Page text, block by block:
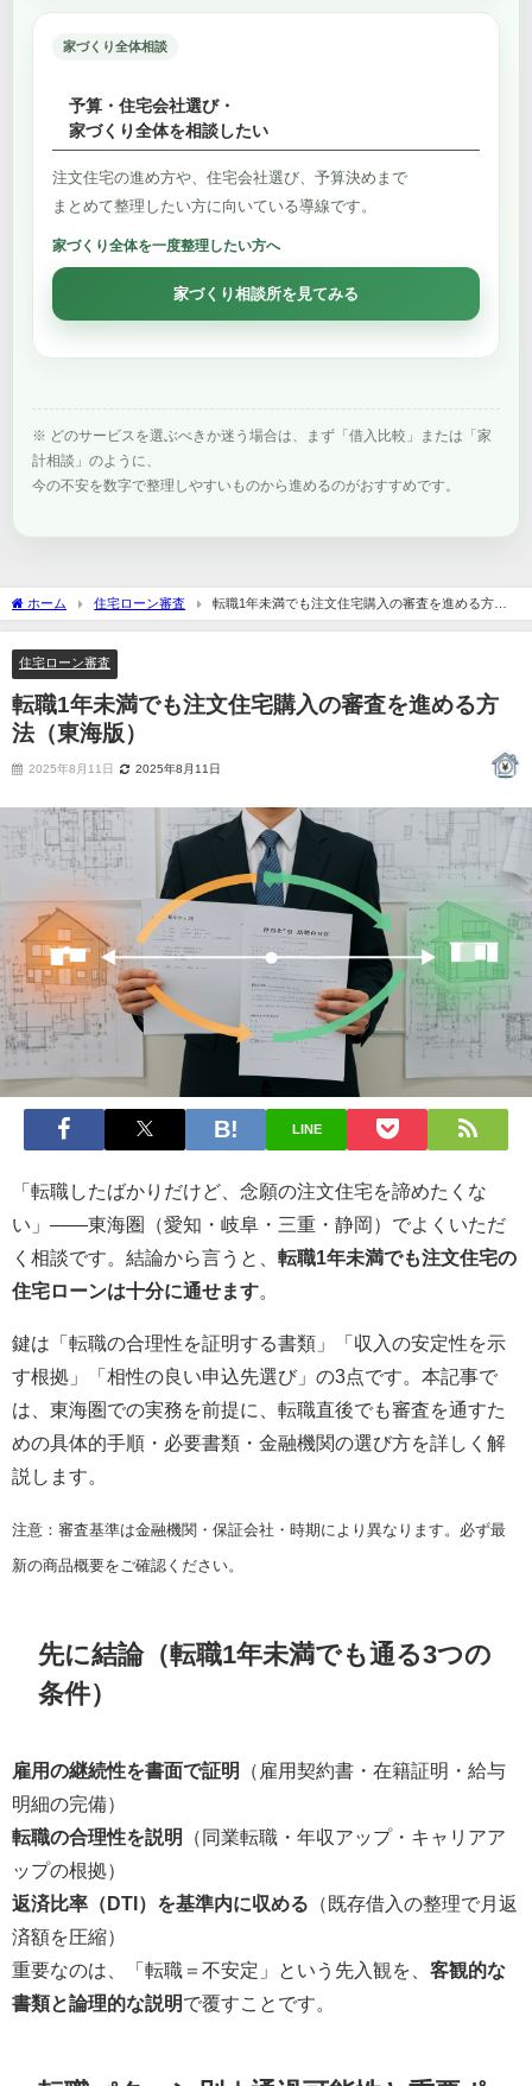
家づくり全体相談
予算・住宅会社選び・
家づくり全体を相談したい
注文住宅の進め方や、住宅会社選び、予算決めまで
まとめて整理したい方に向いている導線です。
家づくり全体を一度整理したい方へ
家づくり相談所を見てみる
※ どのサービスを選ぶべきか迷う場合は、まず「借入比較」または「家
計相談」のように、
今の不安を数字で整理しやすいものから進めるのがおすすめです。
ホーム 住宅ローン審査
転職1年未満でも注文住宅購入の審査を進める方法
（東海版）
住宅ローン審査
転職1年未満でも注文住宅購入の審査を進める方
法（東海版）
2025年8月11日 2025年8月11日
LINE
「転職したばかりだけど、念願の注文住宅を諦めたくな
い」——東海圏（愛知・岐阜・三重・静岡）でよくいただ
く相談です。結論から言うと、 転職1年未満でも注文住宅の
住宅ローンは十分に通せます
鍵は「転職の合理性を証明する書類」「収入の安定性を示
す根拠」「相性の良い申込先選び」の3点です。本記事で
は、東海圏での実務を前提に、転職直後でも審査を通すた
めの具体的手順・必要書類・金融機関の選び方を詳しく解
説します。
注意：審査基準は金融機関・保証会社・時期により異なります。必ず最
新の商品概要をご確認ください。
先に結論（転職1年未満でも通る3つの
条件）
雇用の継続性を書面で証明
（雇用契約書・在籍証明・給与
明細の完備）
転職の合理性を説明
（同業転職・年収アップ・キャリアア
ップの根拠）
返済比率（DTI）を基準内に収める （既存借入の整理で月返
済額を圧縮）
重要なのは、「転職＝不安定」という先入観を、 客観的な
書類と論理的な説明で覆すことです。